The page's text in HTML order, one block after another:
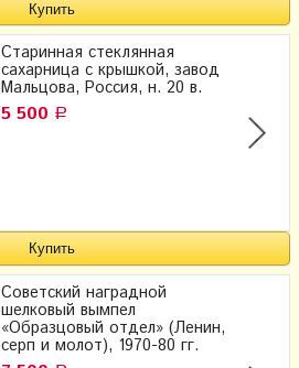
Старинная стеклянная
сахарница с крышкой, завод
Мальцова, Россия, н. 20 в.
5 500 Р
Советский наградной
шелковый вымпел
«Образцовый отдел» (Ленин,
серп и молот), 1970-80 гг.